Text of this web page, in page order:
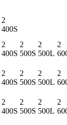
2
400S
2
400S
2
500S
2
500L
2
2
400S
2
500S
2
500L
2
2
400S
2
500S
2
500L
2